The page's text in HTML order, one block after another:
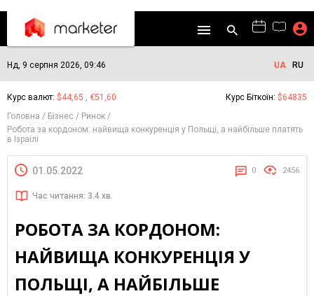
Нд, 9 серпня 2026, 09:46 UA RU
Курс валют: $44,65 , €51,60 Курс Біткоїн: $64835
Головна
Бізнес
Ринок
Робота за кордоном: найвища конкуренція у Польщі, а найбільше платять
в Ізраїлі
01.05.2022 0 2456
Час читання: 3.4 хв.
РОБОТА ЗА КОРДОНОМ:
НАЙВИЩА КОНКУРЕНЦІЯ У
ПОЛЬЩІ, А НАЙБІЛЬШЕ